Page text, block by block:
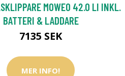
MOWEO 42.0 LI INKL.
BATTERI & LADDARE
7135 SEK
MER INFO!